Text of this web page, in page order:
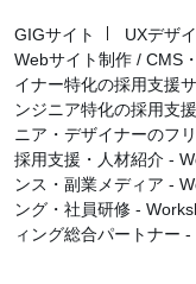
GIGサイト
UXデザ
Webサイト制作 / CMS
イナー特化の採用支援
ンジニア特化の採用支
ニア・デザイナーのフ
採用支援・人材紹介 -
ンス・副業メディア -
ング・社員研修 -
ィング総合パートナー -